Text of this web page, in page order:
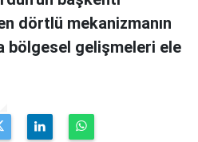
dörtlü mekanizmanın
bölgesel gelişmeleri ele